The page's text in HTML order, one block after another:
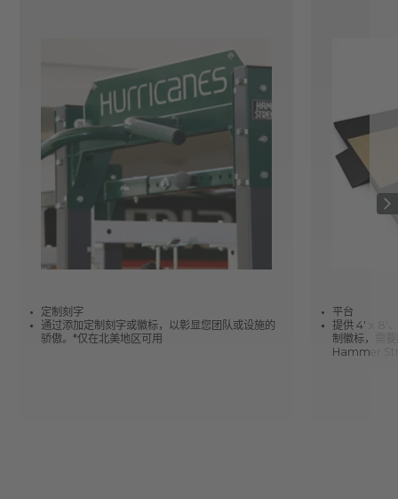
定制刻字
通过添加定制刻字或徽标，以彰显您团队或设施的
骄傲。*仅在北美地区可用
平台
提供 4' x 8'
制徽标，需
Hammer